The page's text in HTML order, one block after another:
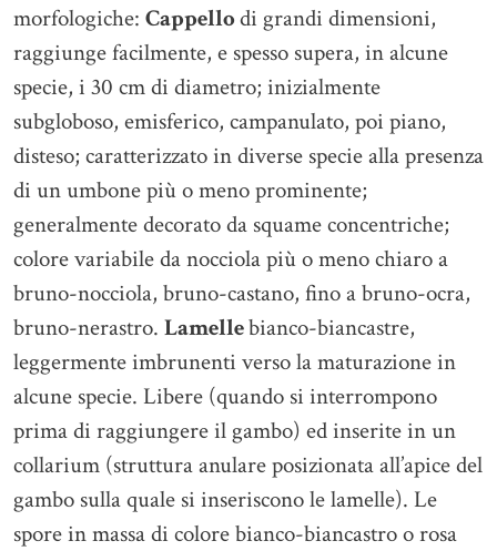
morfologiche: Cappellodi grandi dimensioni,
raggiunge facilmente, e spesso supera, in alcune
specie, i 30 cm di diametro; inizialmente
subgloboso, emisferico, campanulato, poi piano,
disteso; caratterizzato in diverse specie alla presenza
di un umbone più o meno prominente;
generalmente decorato da squame concentriche;
colore variabile da nocciola più o meno chiaro a
bruno-nocciola, bruno-castano, fino a bruno-ocra,
bruno-nerastro. Lamellebianco-biancastre,
leggermente imbrunenti verso la maturazione in
alcune specie. Libere (quando si interrompono
prima di raggiungere il gambo) ed inserite in un
collarium (struttura anulare posizionata all’apice del
gambo sulla quale si inseriscono le lamelle). Le
spore in massa di colore bianco-biancastro o rosa